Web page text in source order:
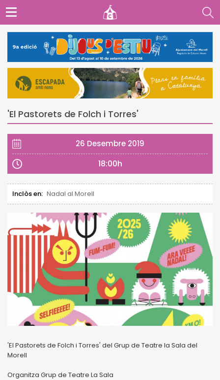
'El Pastorets de Folch i Torres'
26 Desembre 2019
18:00h
Inclòs en: Nadal al Morell
'El Pastorets de Folch i Torres' del Grup de Teatre la Sala del
Morell
Organitza Grup de Teatre La Sala